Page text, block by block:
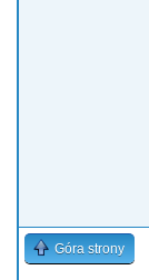
Góra strony